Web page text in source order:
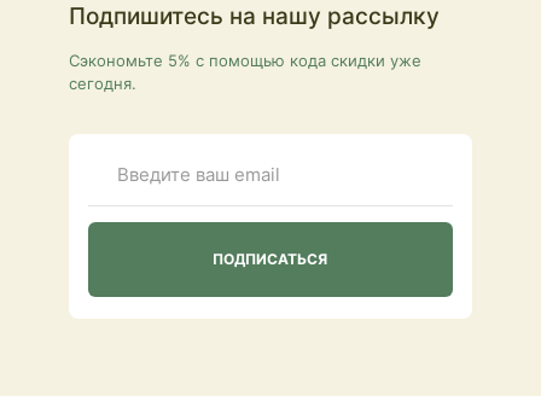
Подпишитесь на нашу рассылку
Сэкономьте 5% с помощью кода скидки уже
сегодня.